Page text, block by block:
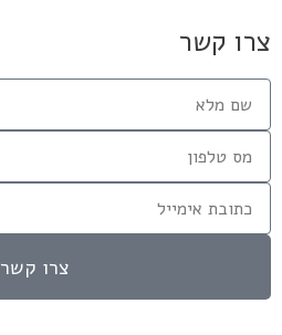
צרו קשר
צרו קשר